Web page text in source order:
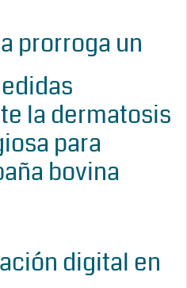
prorroga un
la dermatosis
para
bovina
digital en